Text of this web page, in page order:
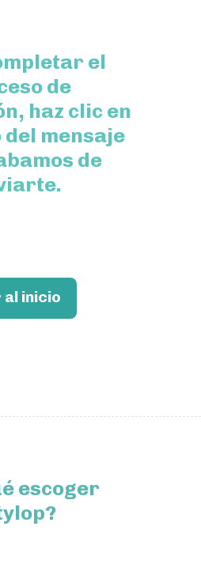
el
de
haz clic en
mensaje
de
al inicio
escoger